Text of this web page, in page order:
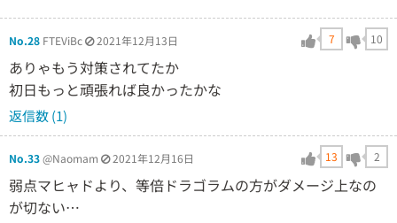
No.28 FTEViBc 2021年12月13日 7 10
ありゃもう対策されてたか
初日もっと頑張れば良かったかな
返信数 (1)
No.33@Naomam 2021年12月16日 13 2
弱点マヒャドより、等倍ドラゴラムの方がダメージ上なの
が切ない…